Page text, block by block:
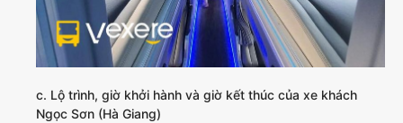
c. Lộ trình, giờ khởi hành và giờ kết thúc của xe khách
Ngọc Sơn (Hà Giang)